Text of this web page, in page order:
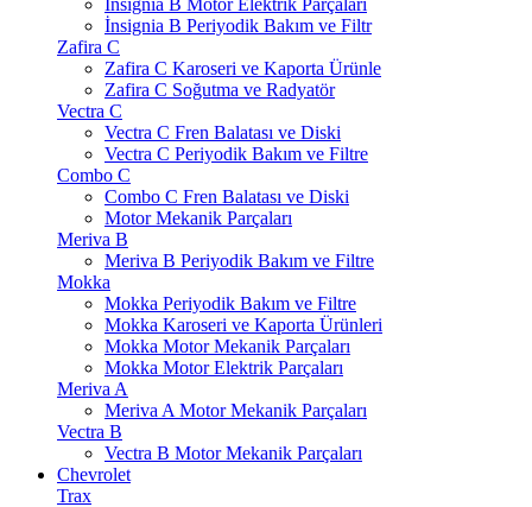
İnsignia B Motor Elektrik Parçaları
İnsignia B Periyodik Bakım ve Filtr
Zafira C
Zafira C Karoseri ve Kaporta Ürünle
Zafira C Soğutma ve Radyatör
Vectra C
Vectra C Fren Balatası ve Diski
Vectra C Periyodik Bakım ve Filtre
Combo C
Combo C Fren Balatası ve Diski
Motor Mekanik Parçaları
Meriva B
Meriva B Periyodik Bakım ve Filtre
Mokka
Mokka Periyodik Bakım ve Filtre
Mokka Karoseri ve Kaporta Ürünleri
Mokka Motor Mekanik Parçaları
Mokka Motor Elektrik Parçaları
Meriva A
Meriva A Motor Mekanik Parçaları
Vectra B
Vectra B Motor Mekanik Parçaları
Chevrolet
Trax